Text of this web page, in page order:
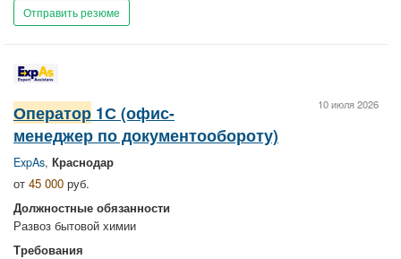
Отправить резюме
10 июля 2026
Оператор 1С (офис-
менеджер по документообороту)
ExpAs, Краснодар
от 45 000 руб.
Должностные обязанности
Развоз бытовой химии
Требования